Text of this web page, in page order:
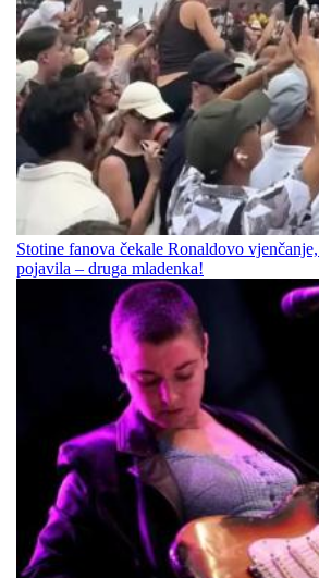
Stotine fanova čekale Ronaldovo
pojavila – druga mladenka!